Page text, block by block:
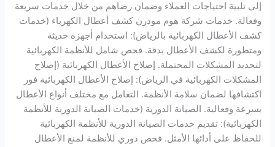
إلى تلبية احتياجات العملاء وضمان رضاهم من خلال خدمات سريعة
وفعالة. خدمات شركة هوم مودرن كشف أعطال الكهرباء (خدمات
كشف الأعطال الكهربائية بالرياض): استخدام أجهزة حديثة
ومتطورة لكشف الأعطال بدقة. فحص شامل للأنظمة الكهربائية
لتحديد المشكلات المحتملة. إصلاح الأعطال الكهربائية (إصلاح
المشكلات الكهربائية في الرياض): إصلاح الأعطال الكهربائية فور
اكتشافها لضمان سلامة الأنظمة. التعامل مع مختلف أنواع الأعطال
بسرعة وفعالية. الصيانة الدورية (خدمات الصيانة الدورية للأنظمة
الكهربائية): تقديم خدمات الصيانة الدورية للأنظمة الكهربائية
للحفاظ على أدائها الأمثل. فحص دوري للأنظمة لمنع الأعطال